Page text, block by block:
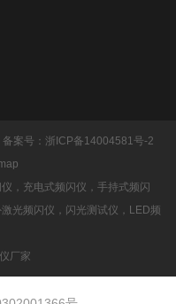
备案号：浙ICP备14004581号-2
，充电式频闪仪，手持式频闪
光频闪仪，闪光测试仪，LED频
厂家